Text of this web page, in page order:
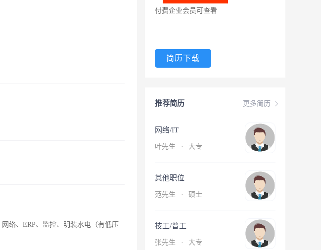
络、ERP、监控、明装水电（有低压
付费企业会员可查看
简历下载
更多简历
推荐简历
网络/IT
叶先生 · 大专
其他职位
范先生 · 硕士
技工/普工
张先生 · 大专